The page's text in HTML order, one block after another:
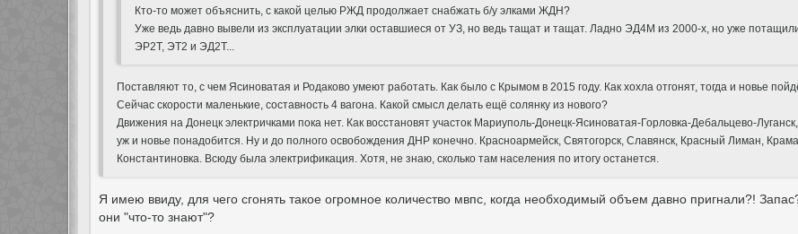
Кто-то может объяснить, с какой целью РЖД продолжает снабжать б/у элками ЖДН?
Уже ведь давно вывели из эксплуатации элки оставшиеся от УЗ, но ведь тащат и тащат. Ладно ЭД4М из 2000-х, но уже
ЭР2Т, ЭТ2 и ЭД2Т...
Поставляют то, с чем Ясиноватая и Родаково умеют работать. Как было с Крымом в 2015 году. Как хохла отгонят, тогда и новье
Сейчас скорости маленькие, составность 4 вагона. Какой смысл делать ещё солянку из нового?
Движения на Донецк электричками пока нет. Как восстановят участок Мариуполь-Донецк-Ясиноватая-Горловка-Дебальцево-Луганск,
уж и новье понадобится. Ну и до полного освобождения ДНР конечно. Красноармейск, Святогорск, Славянск, Красный Лиман,
Константиновка. Всюду была электрификация. Хотя, не знаю, сколько там населения по итогу останется.
Я имею ввиду, для чего сгонять такое огромное количество мвпс, когда необходимый объем давно пригнали?!
они "что-то знают"?